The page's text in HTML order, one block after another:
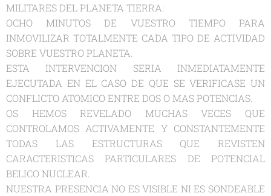
MILITARES DEL PLANETA TIERRA:
OCHO MINUTOS DE VUESTRO TIEMPO PARA
INMOVILIZAR TOTALMENTE CADA TIPO DE ACTIVIDAD
SOBRE VUESTRO PLANETA.
ESTA INTERVENCION SERIA INMEDIATAMENTE
EJECUTADA EN EL CASO DE QUE SE VERIFICASE UN
CONFLICTO ATOMICO ENTRE DOS O MAS POTENCIAS.
OS HEMOS REVELADO MUCHAS VECES QUE
CONTROLAMOS ACTIVAMENTE Y CONSTANTEMENTE
TODAS LAS ESTRUCTURAS QUE REVISTEN
CARACTERISTICAS PARTICULARES DE POTENCIAL
BELICO NUCLEAR.
NUESTRA PRESENCIA NO ES VISIBLE NI ES SONDEABLE